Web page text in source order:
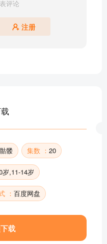
评论
注册
髅 集数 ： 20
岁,11-14岁
： 百度网盘
载